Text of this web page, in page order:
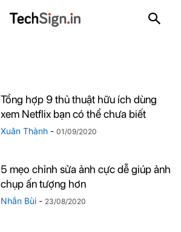
Tổng hợp 9 thủ thuật hữu ích dùng
xem Netflix bạn có thể chưa biết
Xuân Thành - 01/09/2020
5 mẹo chỉnh sửa ảnh cực dễ giúp ảnh
chụp ấn tượng hơn
Nhẫn Bùi - 23/08/2020